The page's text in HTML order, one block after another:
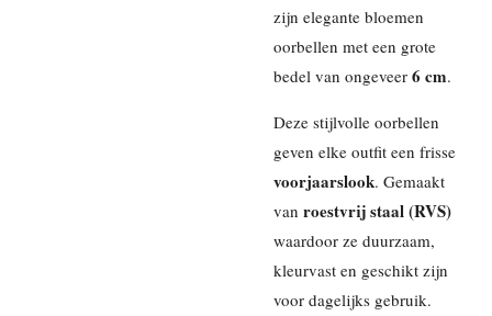
zijn elegante bloemen
oorbellen met een grote
bedel van ongeveer 6 cm.
Deze stijlvolle oorbellen
geven elke outfit een frisse
voorjaarslook. Gemaakt
van roestvrij staal (RVS)
waardoor ze duurzaam,
kleurvast en geschikt zijn
voor dagelijks gebruik.